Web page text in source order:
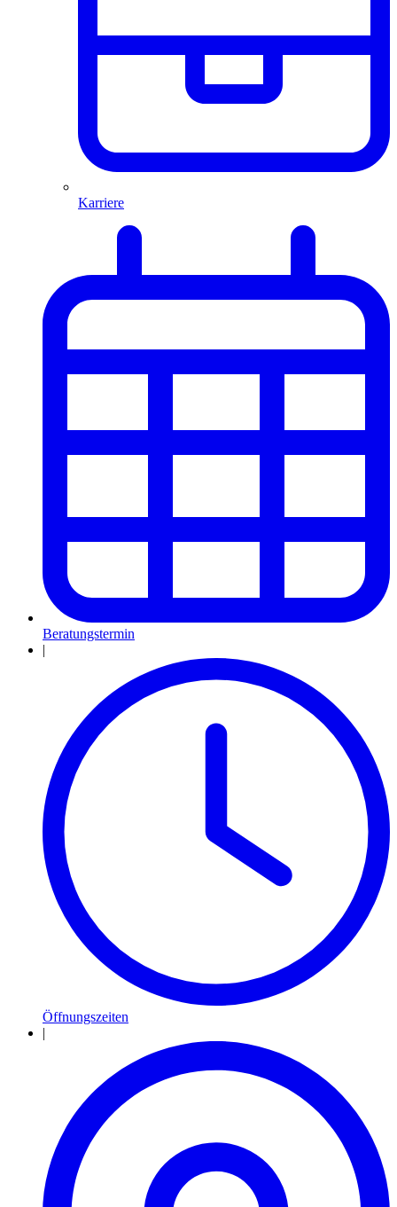
Karriere
Beratungstermin
|
Öffnungszeiten
|